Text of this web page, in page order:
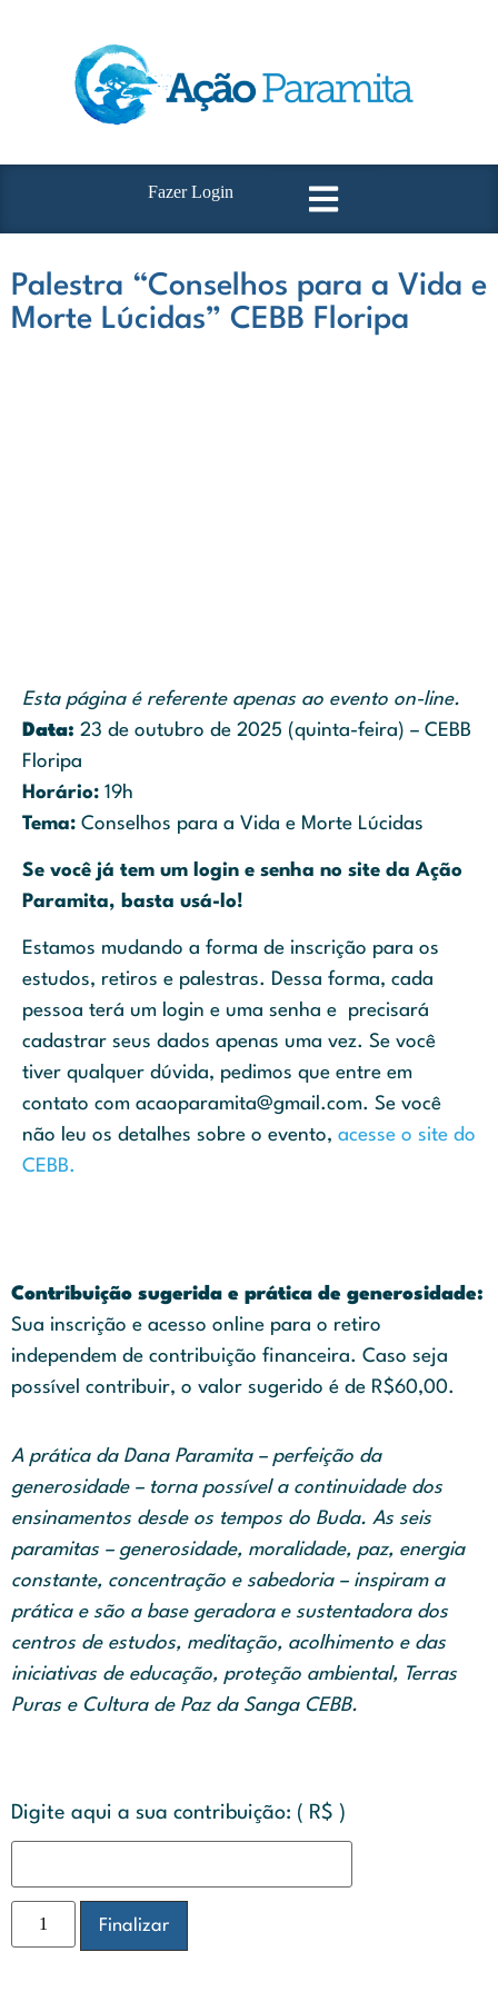
Fazer Login
Palestra “Conselhos para a Vida e
Morte Lúcidas” CEBB Floripa
Esta página é referente apenas ao evento on-line.
Data: 23 de outubro de 2025 (quinta-feira) – CEBB
Floripa
Horário: 19h
Tema: Conselhos para a Vida e Morte Lúcidas
Se você já tem um login e senha no site da Ação
Paramita, basta usá-lo!
Estamos mudando a forma de inscrição para os
estudos, retiros e palestras. Dessa forma, cada
pessoa terá um login e uma senha e precisará
cadastrar seus dados apenas uma vez. Se você
tiver qualquer dúvida, pedimos que entre em
contato com acaoparamita@gmail.com. Se você
não leu os detalhes sobre o evento, acesse o site do
CEBB.
Contribuição sugerida e prática de generosidade:
Sua inscrição e acesso online para o retiro
independem de contribuição financeira. Caso seja
possível contribuir, o valor sugerido é de R$60,00.
A prática da Dana Paramita – perfeição da
generosidade – torna possível a continuidade dos
ensinamentos desde os tempos do Buda. As seis
paramitas – generosidade, moralidade, paz, energia
constante, concentração e sabedoria – inspiram a
prática e são a base geradora e sustentadora dos
centros de estudos, meditação, acolhimento e das
iniciativas de educação, proteção ambiental, Terras
Puras e Cultura de Paz da Sanga CEBB.
Digite aqui a sua contribuição: ( R$ )
Finalizar